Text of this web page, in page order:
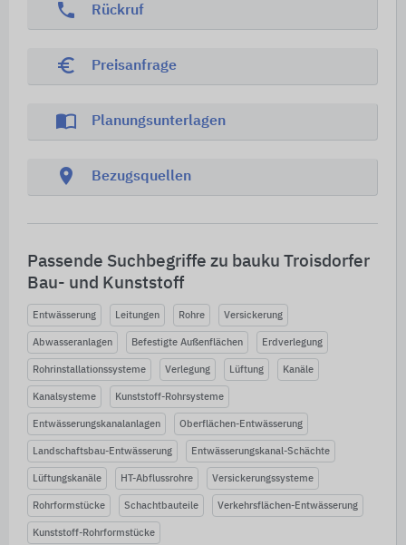
phone Rückruf
euro_symbol Preisanfrage
import_contacts Planungsunterlagen
location_on Bezugsquellen
Passende Suchbegriffe zu bauku Troisdorfer
Bau- und Kunststoff
Entwässerung Leitungen Rohre Versickerung
Abwasseranlagen Befestigte Außenflächen Erdverlegung
Rohrinstallationssysteme Verlegung Lüftung Kanäle
Kanalsysteme Kunststoff-Rohrsysteme
Entwässerungskanalanlagen Oberflächen-Entwässerung
Landschaftsbau-Entwässerung Entwässerungskanal-Schächte
Lüftungskanäle HT-Abflussrohre Versickerungssysteme
Rohrformstücke Schachtbauteile Verkehrsflächen-Entwässerung
Kunststoff-Rohrformstücke